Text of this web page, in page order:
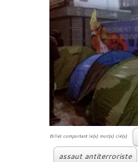
Billet comportant le(s) mot(s) clé(s)
assaut antiterroriste